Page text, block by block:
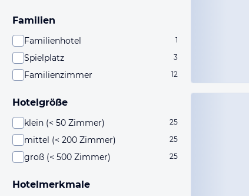
Familien
Familienhotel 1
Spielplatz 3
Familienzimmer 12
Hotelgröße
klein (< 50 Zimmer) 25
mittel (< 200 Zimmer) 25
groß (< 500 Zimmer) 25
Hotelmerkmale